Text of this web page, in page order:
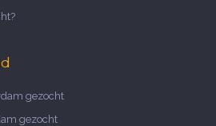
gezocht
gezocht